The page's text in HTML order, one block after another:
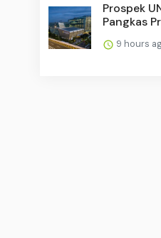
Prospek
Pangkas
9 hours